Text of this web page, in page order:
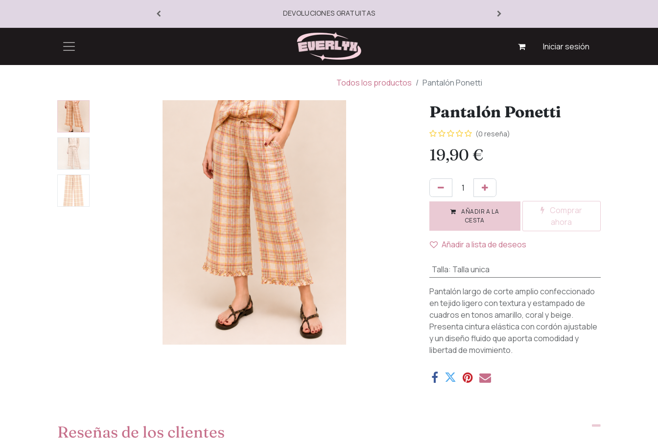
DEVOLUCIONES GRATUITAS
Iniciar sesión
Todos los productos Pantalón Ponetti
Pantalón Ponetti
(0 reseña)
19,90 €
AÑADIR A LA
CESTA
Comprar
ahora
Añadir a lista de deseos
Talla: Talla unica
Pantalón largo de corte amplio confeccionado
en tejido ligero con textura y estampado de
cuadros en tonos amarillo, coral y beige.
Presenta cintura elástica con cordón ajustable
y un diseño fluido que aporta comodidad y
libertad de movimiento.
Reseñas de los clientes